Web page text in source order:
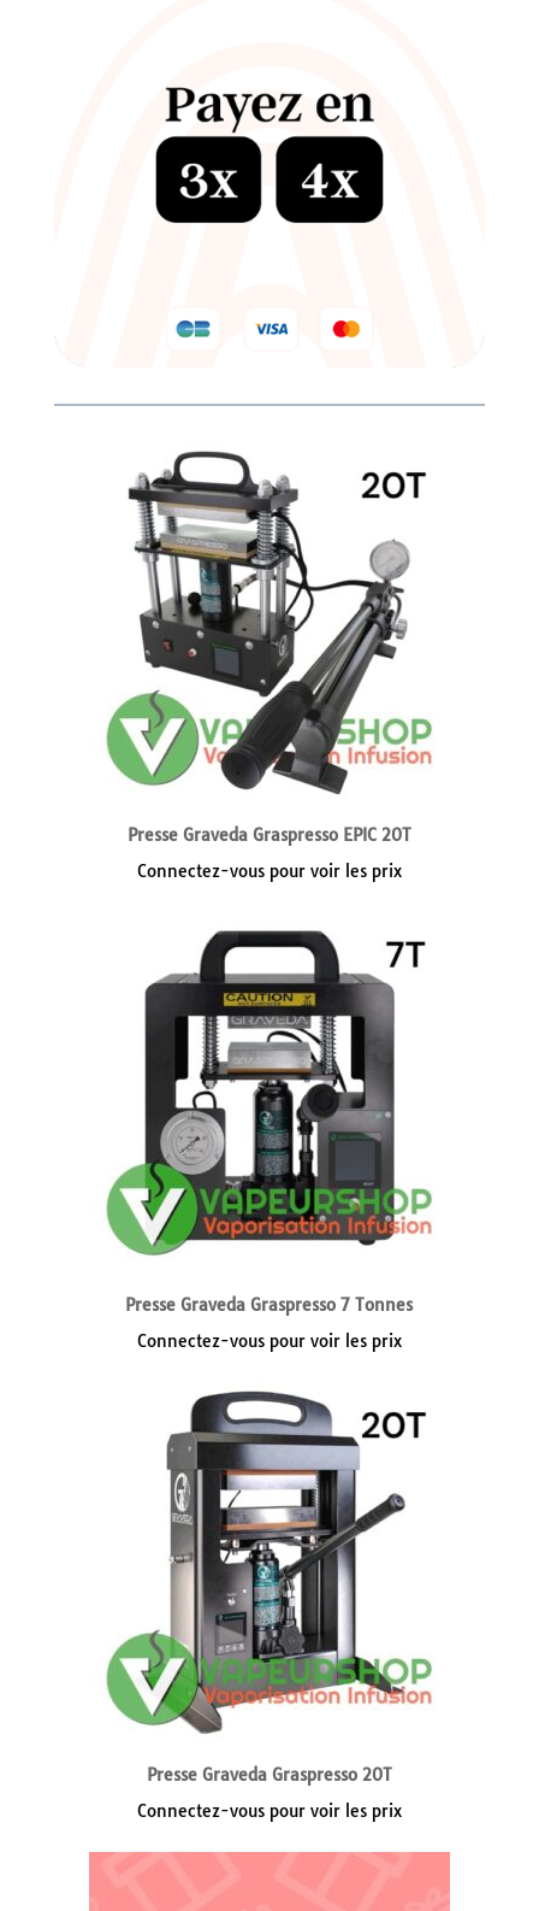
Presse Graveda Graspresso EPIC 20T
Connectez-vous pour voir les prix
Presse Graveda Graspresso 7 Tonnes
Connectez-vous pour voir les prix
Presse Graveda Graspresso 20T
Connectez-vous pour voir les prix